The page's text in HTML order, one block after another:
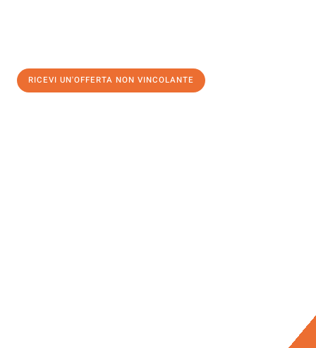
RICEVI UN'OFFERTA NON VINCOLANTE